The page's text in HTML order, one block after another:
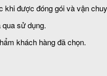
được đóng gói và vận
sử dụng.
khách hàng đã chọn.